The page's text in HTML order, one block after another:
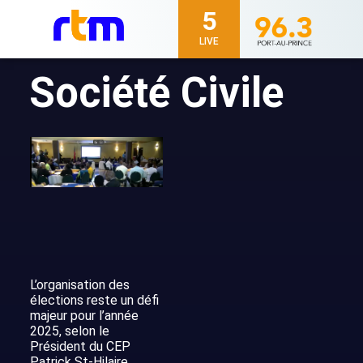
5
LIVE
Société Civile
L’organisation des
élections reste un défi
majeur pour l’année
2025, selon le
Président du CEP